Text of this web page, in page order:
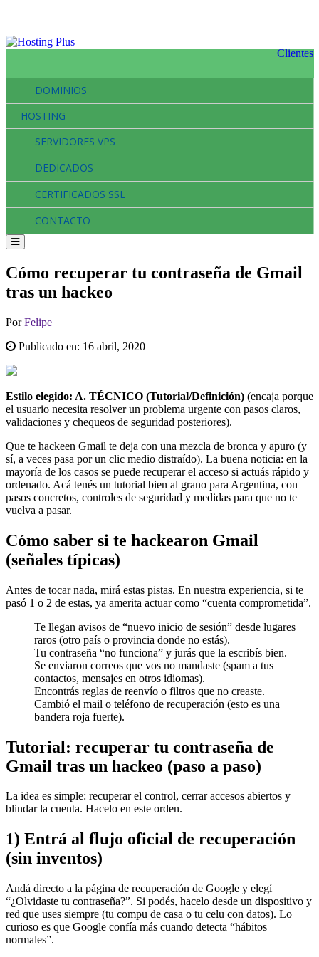
Clientes
DOMINIOS
HOSTING
SERVIDORES VPS
DEDICADOS
CERTIFICADOS SSL
CONTACTO
Cómo recuperar tu contraseña de Gmail
tras un hackeo
PorFelipe
Publicado en: 16 abril, 2020
Estilo elegido: A. TÉCNICO (Tutorial/Definición) (encaja porque
el usuario necesita resolver un problema urgente con pasos claros,
validaciones y chequeos de seguridad posteriores).
Que te hackeen Gmail te deja con una mezcla de bronca y apuro (y
sí, a veces pasa por un clic medio distraído). La buena noticia: en la
mayoría de los casos se puede recuperar el acceso si actuás rápido y
ordenado. Acá tenés un tutorial bien al grano para Argentina, con
pasos concretos, controles de seguridad y medidas para que no te
vuelva a pasar.
Cómo saber si te hackearon Gmail
(señales típicas)
Antes de tocar nada, mirá estas pistas. En nuestra experiencia, si te
pasó 1 o 2 de estas, ya amerita actuar como “cuenta comprometida”.
Te llegan avisos de “nuevo inicio de sesión” desde lugares
raros (otro país o provincia donde no estás).
Tu contraseña “no funciona” y jurás que la escribís bien.
Se enviaron correos que vos no mandaste (spam a tus
contactos, mensajes en otros idiomas).
Encontrás reglas de reenvío o filtros que no creaste.
Cambió el mail o teléfono de recuperación (esto es una
bandera roja fuerte).
Tutorial: recuperar tu contraseña de
Gmail tras un hackeo (paso a paso)
La idea es simple: recuperar el control, cerrar accesos abiertos y
blindar la cuenta. Hacelo en este orden.
1) Entrá al flujo oficial de recuperación
(sin inventos)
Andá directo a la página de recuperación de Google y elegí
“¿Olvidaste tu contraseña?”. Si podés, hacelo desde un dispositivo y
red que uses siempre (tu compu de casa o tu celu con datos). Lo
curioso es que Google confía más cuando detecta “hábitos
normales”.